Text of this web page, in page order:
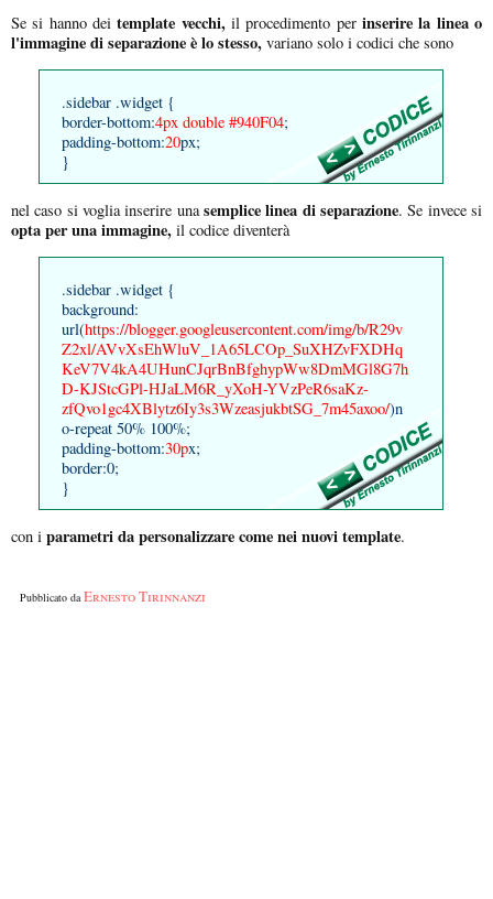
Se si hanno deitemplate vecchi,il procedimento perinserire la linea o
l'immagine di separazione è lo stesso, variano solo i codici che sono
.sidebar .widget {
border-bottom:4px double #940F04;
padding-bottom:20px;
}
nel caso si voglia inserire unasemplice linea di separazione. Se invece si
opta per una immagine, il codice diventerà
.sidebar .widget {
background:
url(https://blogger.googleusercontent.com/img/b/R29v
Z2xl/AVvXsEhWluV_1A65LCOp_SuXHZvFXDHq
KeV7V4kA4UHunCJqrBnBfghypWw8DmMGl8G7h
D-KJStcGPl-HJaLM6R_yXoH-YVzPeR6saKz-
zfQvo1gc4XBlytz6Iy3s3WzeasjukbtSG_7m45axoo/)n
o-repeat 50% 100%;
padding-bottom:30px;
border:0;
}
con i parametri da personalizzare come nei nuovi template.
Pubblicato daErnesto Tirinnanzi